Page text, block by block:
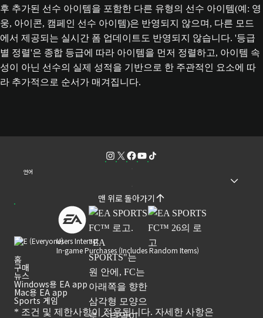
후 추가된 선수 아이템을 포함한 다른 유형의 선수 아이템(예: 영
웅, 아이콘, 캠페인 선수 아이템)은 반영되지 않으며, 다른 모드
에서 제공되는 실시간 폼 업데이트도 반영되지 않습니다. '등급
별 정렬'은 종합 등급에 따라 아이템을 먼저 정렬하고, 아이템 속
성이 아닌 선수의 실제 성적을 기반으로 한 주관적인 요소에 따
라 추가적으로 순서가 매겨집니다.
언어
맨 위로 돌아가기
Users Interact
In-game Purchases (Includes Random Items)
홈
구매
뉴스
Windows용 EA app
Mac용 EA app
Sports 게임
* 조건 및 제한사항이 적용됩니다. 자세한 사항은